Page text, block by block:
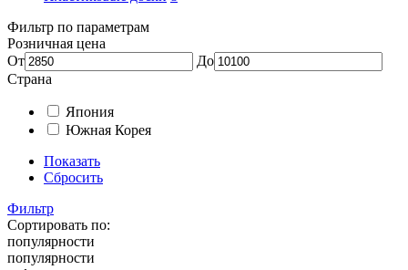
Фильтр по параметрам
Розничная цена
От
До
Страна
Япония
Южная Корея
Показать
Сбросить
Фильтр
Сортировать по:
популярности
популярности